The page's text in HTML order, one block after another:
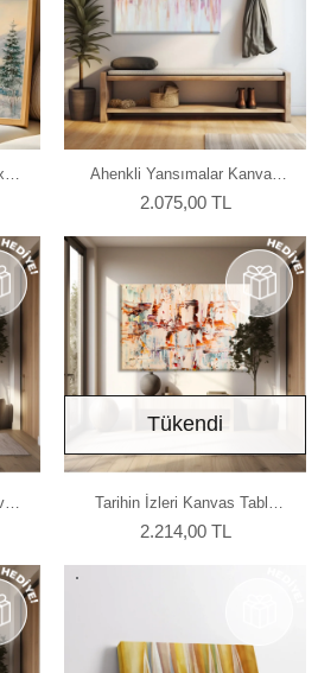
Ahenkli Yansımalar Kanvas
Tablo 100x100 cm
2.075,00 TL
Tükendi
Tarihin İzleri Kanvas Tablo
120x80 cm
2.214,00 TL